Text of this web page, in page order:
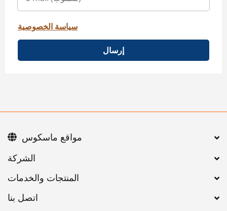
سياسة الخصوصية
إرسال
اتصل بنا
مواقع ماسكوس